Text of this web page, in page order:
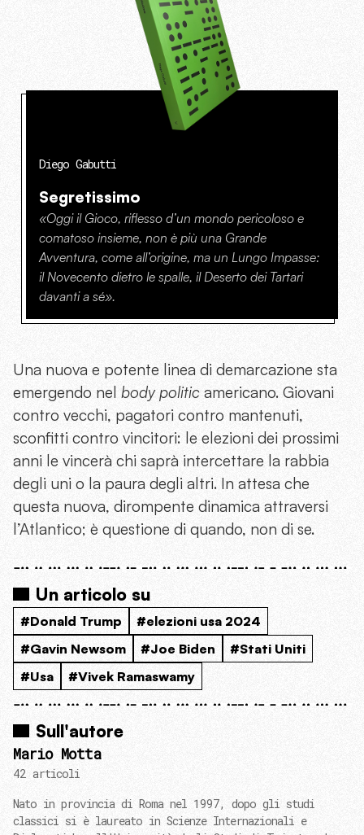
Diego Gabutti
Segretissimo
«Oggi il Gioco, riflesso d’un mondo pericoloso e
comatoso insieme, non è più una Grande
Avventura, come all’origine, ma un Lungo Impasse:
il Novecento dietro le spalle, il Deserto dei Tartari
davanti a sé».
Una nuova e potente linea di demarcazione sta
emergendo nel body politic americano. Giovani
contro vecchi, pagatori contro mantenuti,
sconfitti contro vincitori: le elezioni dei prossimi
anni le vincerà chi saprà intercettare la rabbia
degli uni o la paura degli altri. In attesa che
questa nuova, dirompente dinamica attraversi
l’Atlantico; è questione di quando, non di se.
Un articolo su
#Donald Trump
#elezioni usa 2024
#Gavin Newsom
#Joe Biden
#Stati Uniti
#Usa
#Vivek Ramaswamy
Sull'autore
Mario Motta
42 articoli
Nato in provincia di Roma nel 1997, dopo gli studi
classici si è laureato in Scienze Internazionali e